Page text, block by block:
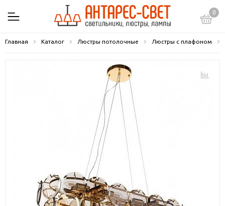
0
Главная Каталог Люстры потолочные Люстры с плафоном